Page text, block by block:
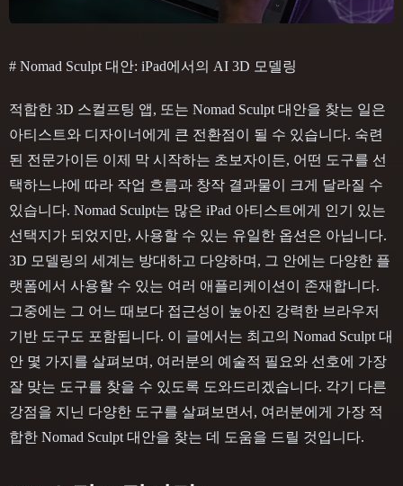
Voxel
# Nomad Sculpt 대안: iPad에서의 AI 3D 모델링
적합한 3D 스컬프팅 앱, 또는 Nomad Sculpt 대안을 찾는 일은
아티스트와 디자이너에게 큰 전환점이 될 수 있습니다. 숙련
된 전문가이든 이제 막 시작하는 초보자이든, 어떤 도구를 선
택하느냐에 따라 작업 흐름과 창작 결과물이 크게 달라질 수
있습니다. Nomad Sculpt는 많은 iPad 아티스트에게 인기 있는
선택지가 되었지만, 사용할 수 있는 유일한 옵션은 아닙니다.
3D 모델링의 세계는 방대하고 다양하며, 그 안에는 다양한 플
랫폼에서 사용할 수 있는 여러 애플리케이션이 존재합니다.
그중에는 그 어느 때보다 접근성이 높아진 강력한 브라우저
기반 도구도 포함됩니다. 이 글에서는 최고의 Nomad Sculpt 대
안 몇 가지를 살펴보며, 여러분의 예술적 필요와 선호에 가장
잘 맞는 도구를 찾을 수 있도록 도와드리겠습니다. 각기 다른
강점을 지닌 다양한 도구를 살펴보면서, 여러분에게 가장 적
합한 Nomad Sculpt 대안을 찾는 데 도움을 드릴 것입니다.